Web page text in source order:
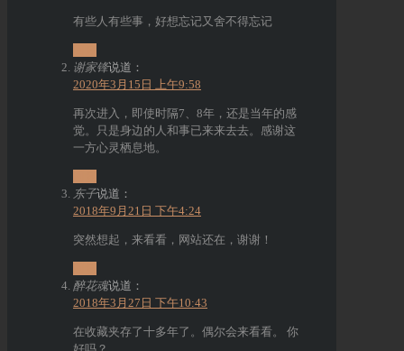
有些人有些事，好想忘记又舍不得忘记
谢家锋说道：
2020年3月15日 上午9:58
再次进入，即使时隔7、8年，还是当年的感
觉。只是身边的人和事已来来去去。感谢这
一方心灵栖息地。
东子说道：
2018年9月21日 下午4:24
突然想起，来看看，网站还在，谢谢！
醉花魂说道：
2018年3月27日 下午10:43
在收藏夹存了十多年了。偶尔会来看看。 你